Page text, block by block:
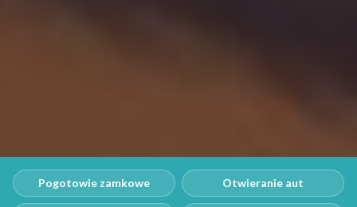
Pogotowie zamkowe Otwieranie aut